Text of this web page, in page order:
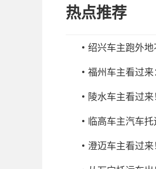
热点推荐
绍兴车主跑外
福州车主看过
陵水车主看过
临高车主汽车
澄迈车主看过